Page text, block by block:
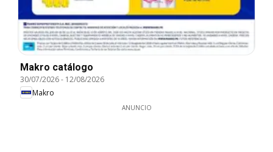
Makro catálogo
30/07/2026- 12/08/2026
Makro
ANUNCIO